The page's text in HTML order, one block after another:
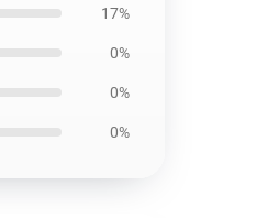
17%
0%
0%
0%